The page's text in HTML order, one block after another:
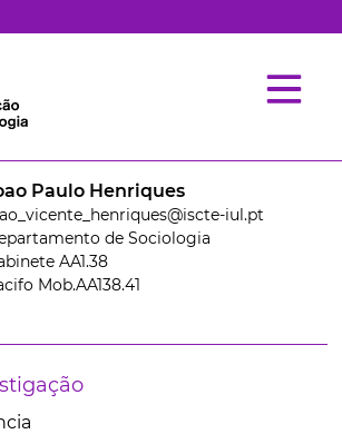
Paulo Henriques
iul.pt
de Sociologia
AA1.38
Mob.AA138.41